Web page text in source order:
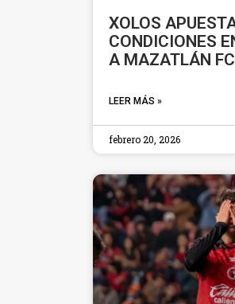
XOLOS
CONDICIONES
A MAZATLÁN FC
LEER MÁS »
febrero 20, 2026